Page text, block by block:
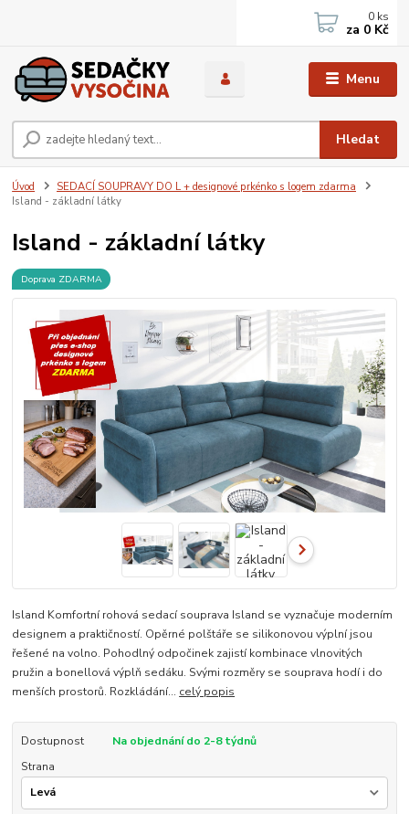
Menu
Hledat
0 ks
za 0 Kč
Úvod
SEDACÍ SOUPRAVY DO L + designové prkénko s logem zdarma
Island - základní látky
Island - základní látky
Doprava ZDARMA
Island Komfortní rohová sedací souprava Island se vyznačuje moderním
designem a praktičností. Opěrné polštáře se silikonovou výplní jsou
řešené na volno. Pohodlný odpočinek zajistí kombinace vlnovitých
pružin a bonellová výplň sedáku. Svými rozměry se souprava hodí i do
menších prostorů. Rozkládání... celý popis
Dostupnost
Na objednání do 2-8 týdnů
Strana